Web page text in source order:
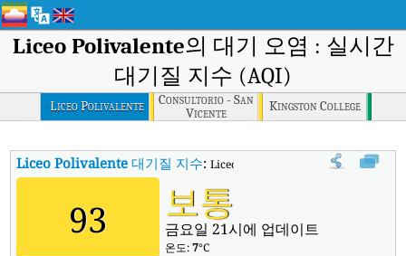
Liceo Polivalente의 대기 오염 : 실시간
대기질 지수 (AQI)
Liceo Polivalente
Consultorio - San
Vicente
Kingston College
Liceo Polivalente 대기질 지수:Liceo Polivalente실시간 대기질 지수
93 보통
금요일 21시에 업데이트
온도:7°C